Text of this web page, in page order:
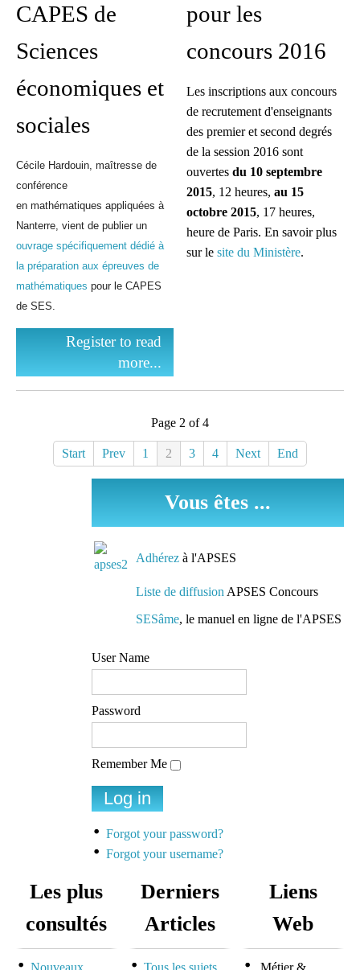
CAPES de
Sciences
économiques et
sociales
Cécile Hardouin, maîtresse de
conférence
en mathématiques appliquées à
Nanterre, vient de publier un
ouvrage spécifiquement dédié à
la préparation aux épreuves de
mathématiques pour le CAPES
de SES.
Register to read
more...
pour les
concours 2016
Les inscriptions aux concours
de recrutement d'enseignants
des premier et second degrés
de la session 2016 sont
ouvertesdu 10 septembre
2015, 12 heures,au 15
octobre 2015, 17 heures,
heure de Paris. En savoir plus
sur lesite du Ministère.
Page 2 of 4
Start Prev 1 2 3 4 Next End
Vous êtes ...
Adhérez à l'APSES
Liste de diffusion APSES Concours
SESâme, le manuel en ligne de l'APSES
User Name
Password
Remember Me
Forgot your password?
Forgot your username?
Les plus
consultés
Nouveaux
Derniers
Articles
Tous les sujets
Liens
Web
Métier &